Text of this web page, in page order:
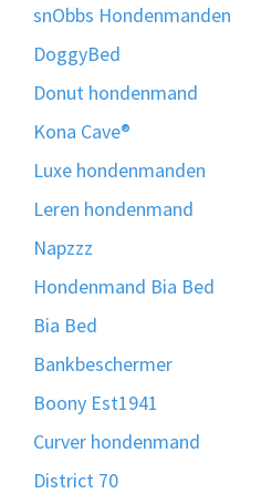
snObbs Hondenmanden
DoggyBed
Donut hondenmand
Kona Cave®
Luxe hondenmanden
Leren hondenmand
Napzzz
Hondenmand Bia Bed
Bia Bed
Bankbeschermer
Boony Est1941
Curver hondenmand
District 70